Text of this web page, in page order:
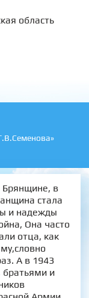
область
Брянщине, в
стала
и надежды
Она часто
отца, как
А в 1943
братьями и